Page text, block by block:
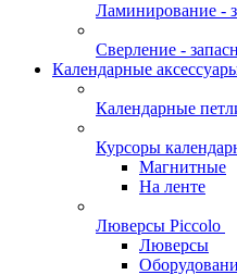
Ламинирование -
Сверление -
Календарные
Календарные
Курсоры
Магнитные
На ленте
Люверсы Piccolo
Люверсы